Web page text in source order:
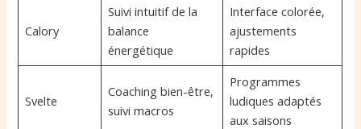
Calory
Suivi intuitif de la
balance
énergétique
Interface colorée,
ajustements
rapides
Svelte
Coaching bien-être,
suivi macros
Programmes
ludiques adaptés
aux saisons